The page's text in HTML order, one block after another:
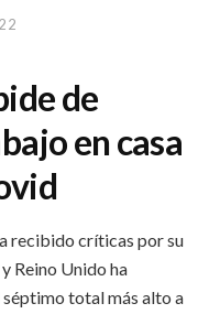
de
en casa
recibido críticas por su
Reino Unido ha
total más alto a